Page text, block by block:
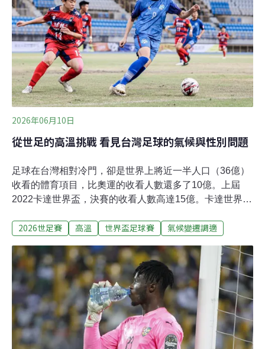
盲點第一份文件，是由SGR（全球責任科學家）與
EDF（環境防衛基金）共同發布的《FIFA氣候盲點報告》
（FIFA's Climate Blind Spot）。這份報告的溝通策略，不
是呼籲大家關心氣候，而是用FIFA自己承諾的語言，揭露
承諾與現實之間的落差。
2026年06月10日
從世足的高溫挑戰 看見台灣足球的氣候與性別問題
足球在台灣相對冷門，卻是世界上將近一半人口（36億）
收看的體育項目，比奧運的收看人數還多了10億。上屆
2022卡達世界盃，決賽的收看人數高達15億。卡達世界盃
舉行的賽事，改到11~12月舉行。4年後的今天，將迎來一
大與墨西哥的16座城市，比賽場次也由64場擴張到104
場。不同的是，這屆將回到夏季舉行。這也讓本屆世界盃
的關注焦點增添了高溫議題。足球本就是至少90分鐘來回
跑動的高強度賽事，雪上加霜的是，美國國家海洋暨大氣
總署（NOAA）氣候預測中心已警告今年可能是超級聖嬰
年，酷暑將加劇球員的體能負擔。疲勞、暈眩、痙攣 高溫
影響比賽表現一份由球員撰寫的聲明指出，高溫已經實際
2026世足賽 高溫 世界盃足球賽 氣候變遷調適